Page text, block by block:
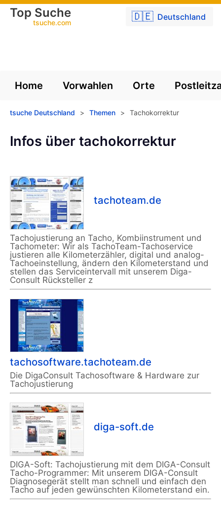
🇩🇪 Deutschland
Top Suche
tsuche.com
Home Vorwahlen Orte
tsuche Deutschland > Themen > Tachokorrektur
Infos über tachokorrektur
tachoteam.de
Tachojustierung an Tacho, Kombiinstrument und
Tachometer: Wir als TachoTeam-Tachoservice
justieren alle Kilometerzähler, digital und analog-
Tachoeinstellung, ändern den Kilometerstand und
stellen das Serviceintervall mit unserem Diga-
Consult Rücksteller z
tachosoftware.tachoteam.de
Die DigaConsult Tachosoftware & Hardware zur
Tachojustierung
diga-soft.de
DIGA-Soft: Tachojustierung mit dem DIGA-Consult
Tacho-Programmer: Mit unserem DIGA-Consult
Diagnosegerät stellt man schnell und einfach den
Tacho auf jeden gewünschten Kilometerstand ein.